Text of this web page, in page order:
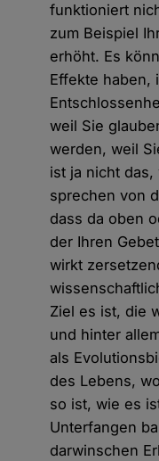
funktioniert
zum Beispiel
erhöht. Es
Effekte haben,
weil Sie
werden, weil
ist ja nicht
sprechen von
dass da oben
der Ihren
wirkt
Ziel es ist, die
und hinter
als
des Lebens,
so ist, wie es
Unterfangen
darwinschen